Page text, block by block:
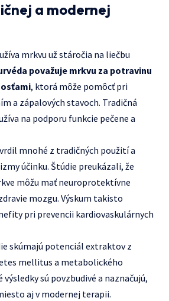
a modernej
mrkvu už stáročia na liečbu
považuje mrkvu za potravinu
, ktorá môže pomôcť pri
a zápalových stavoch. Tradičná
na podporu funkcie pečene a
mnohé z tradičných použití a
účinku. Štúdie preukázali, že
môžu mať neuroprotektívne
mozgu. Výskum takisto
pri prevencii kardiovaskulárnych
skúmajú potenciál extraktov z
mellitus a metabolického
sú povzbudivé a naznačujú,
aj v modernej terapii.